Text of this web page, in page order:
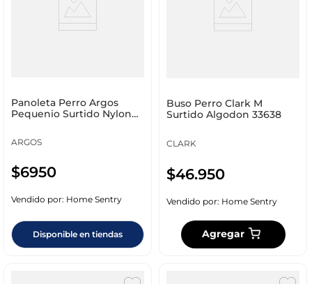
Panoleta Perro Argos
Pequenio Surtido Nylon
ARGOS
$6950
Vendido por: Home Sentry
Disponible en tiendas
Buso Perro Clark M
Surtido Algodon 33638
CLARK
$46.950
Vendido por: Home Sentry
Agregar